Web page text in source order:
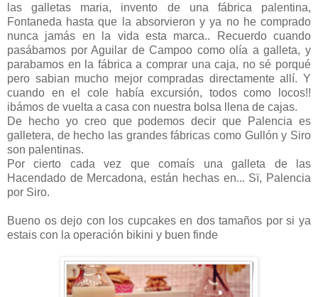
las galletas maria, invento de una fábrica palentina,
Fontaneda hasta que la absorvieron y ya no he comprado
nunca jamás en la vida esta marca.. Recuerdo cuando
pasábamos por Aguilar de Campoo como olía a galleta, y
parabamos en la fábrica a comprar una caja, no sé porqué
pero sabian mucho mejor compradas directamente allí. Y
cuando en el cole había excursión, todos como locos!!
ibámos de vuelta a casa con nuestra bolsa llena de cajas.
De hecho yo creo que podemos decir que Palencia es
galletera, de hecho las grandes fábricas como Gullón y Siro
son palentinas.
Por cierto cada vez que comaís una galleta de las
Hacendado de Mercadona, están hechas en... Sï, Palencia
por Siro.
Bueno os dejo con los cupcakes en dos tamaños por si ya
estais con la operación bikini y buen finde